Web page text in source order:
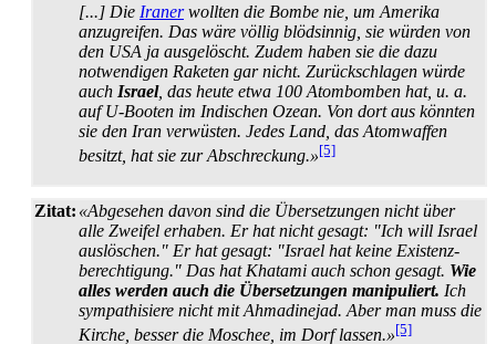
[...] Die Iranerwollten die Bombe nie, um Amerika
anzugreifen. Das wäre völlig blödsinnig, sie würden von
den USA ja ausgelöscht. Zudem haben sie die dazu
notwendigen Raketen gar nicht. Zurückschlagen würde
auch Israel, das heute etwa 100 Atombomben hat, u. a.
auf U-Booten im Indischen Ozean. Von dort aus könnten
sie den Iran verwüsten. Jedes Land, das Atomwaffen
besitzt, hat sie zur Abschreckung.»[5]
Zitat: «Abgesehen davon sind die Übersetzungen nicht über
alle Zweifel erhaben. Er hat nicht gesagt: "Ich will Israel
auslöschen." Er hat gesagt: "Israel hat keine Existenz­
berechtigung." Das hat Khatami auch schon gesagt. Wie
alles werden auch die Über­setzungen manipuliert. Ich
sympathisiere nicht mit Ahmadinejad. Aber man muss die
Kirche, besser die Moschee, im Dorf lassen.»[5]